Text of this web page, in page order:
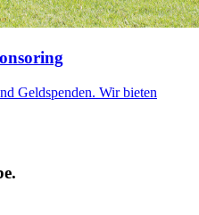
Geldspenden. Wir bieten